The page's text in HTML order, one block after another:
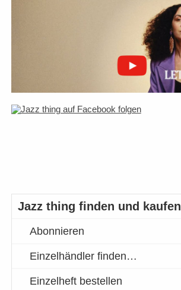
Jazz thing finden und kaufen
Abonnieren
Einzelhändler finden…
Einzelheft bestellen